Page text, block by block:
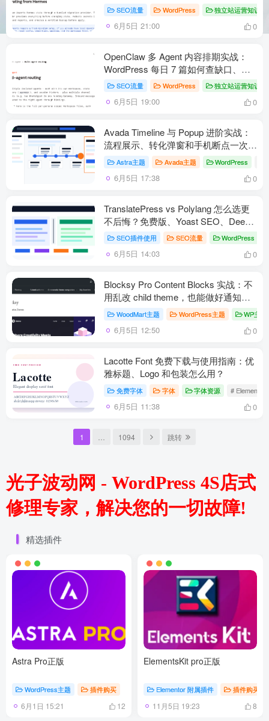
SEO流量 WordPress 独立站运营知识点
6月5日 21:00 0
OpenClaw 多 Agent 内容排期实战：
WordPress 每日 7 篇如何查缺口、补
空位和防漏发
SEO流量 WordPress 独立站运营知识点
6月5日 19:00 0
Avada Timeline 与 Popup 进阶实战：
流程展示、转化弹窗和手机断点一次理
顺 Astra主题 Avada主题 WordPress
6月5日 17:38 0
TranslatePress vs Polylang 怎么选更
不后悔？免费版、Yoast SEO、DeepL
一次讲清
SEO插件使用 SEO流量 WordPress
6月5日 14:03 0
Blocksy Pro Content Blocks 实战：不
用乱改 child theme，也能做好通知条
和商品页模块
WoodMart主题 WordPress主题 WP主
6月5日 12:50 0
Lacotte Font 免费下载与使用指南：优
雅标题、Logo 和包装怎么用？
免费字体 字体 字体资源 # Elementor
6月5日 11:38 0
1 1094 跳转
光子波动网 - WordPress 4S店式
修理专家，解决您的一切故障!
精选插件
Astra Pro正版
WordPress主题 插件购买
6月1日 15:21 12
ElementsKit pro正版
Elementor 附属插件 插件购买
11月5日 19:23 8